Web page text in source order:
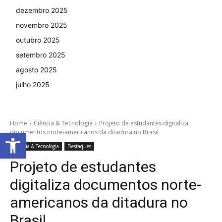
dezembro 2025
novembro 2025
outubro 2025
setembro 2025
agosto 2025
julho 2025